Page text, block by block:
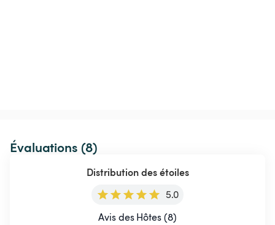
Évaluations (8)
Distribution des étoiles
5.0
Avis des Hôtes (8)